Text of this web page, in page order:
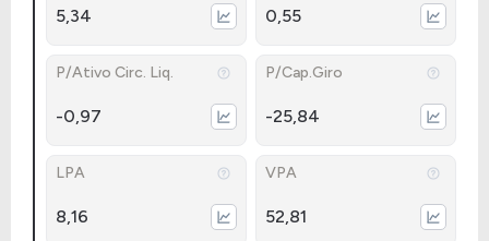
5,34 0,55
P/Ativo Circ. Liq.
-0,97
P/Cap.Giro
-25,84
LPA
8,16
VPA
52,81